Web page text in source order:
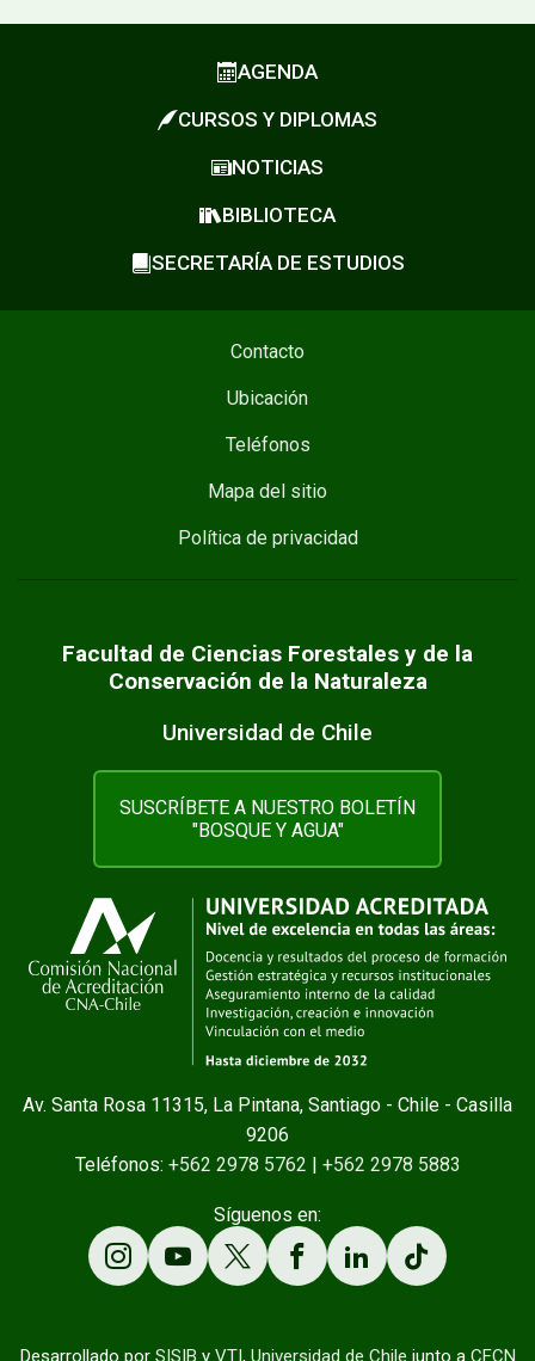
AGENDA
CURSOS Y DIPLOMAS
NOTICIAS
BIBLIOTECA
SECRETARÍA DE ESTUDIOS
Contacto
Ubicación
Teléfonos
Mapa del sitio
Política de privacidad
Facultad de Ciencias Forestales y de la
Conservación de la Naturaleza
Universidad de Chile
SUSCRÍBETE A NUESTRO BOLETÍN
"BOSQUE Y AGUA"
Av. Santa Rosa 11315, La Pintana, Santiago - Chile - Casilla
9206
Teléfonos: +562 2978 5762 +562 2978 5883
Síguenos en:
Desarrollado por SISIB y VTI , Universidad de Chile junto a CFCN